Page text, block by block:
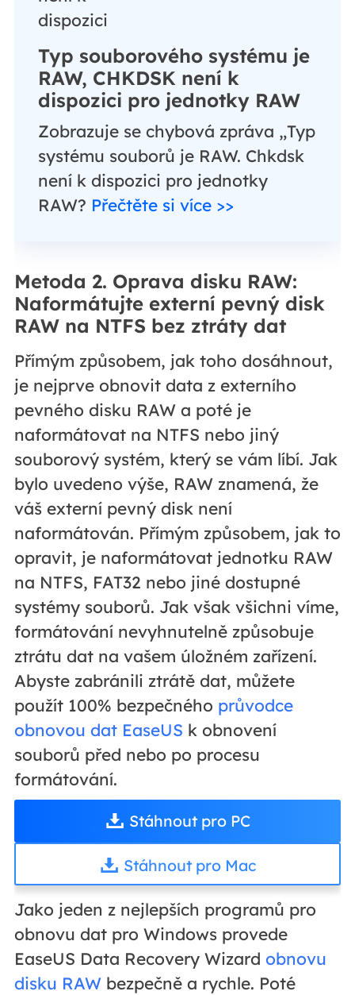
Typ souborového systému je
RAW, CHKDSK není k
dispozici pro jednotky RAW
Zobrazuje se chybová zpráva „Typ
systému souborů je RAW. Chkdsk
není k dispozici pro jednotky
RAW? Přečtěte si více >>
Metoda 2. Oprava disku RAW:
Naformátujte externí pevný disk
RAW na NTFS bez ztráty dat
Přímým způsobem, jak toho dosáhnout,
je nejprve obnovit data z externího
pevného disku RAW a poté je
naformátovat na NTFS nebo jiný
souborový systém, který se vám líbí. Jak
bylo uvedeno výše, RAW znamená, že
váš externí pevný disk není
naformátován. Přímým způsobem, jak to
opravit, je naformátovat jednotku RAW
na NTFS, FAT32 nebo jiné dostupné
systémy souborů. Jak však všichni víme,
formátování nevyhnutelně způsobuje
ztrátu dat na vašem úložném zařízení.
Abyste zabránili ztrátě dat, můžete
použít 100% bezpečného průvodce
obnovou dat EaseUS k obnovení
souborů před nebo po procesu
formátování.
Stáhnout pro PC
Stáhnout pro Mac
Jako jeden z nejlepších programů pro
obnovu dat pro Windows provede
EaseUS Data Recovery Wizard obnovu
disku RAWbezpečně a rychle. Poté